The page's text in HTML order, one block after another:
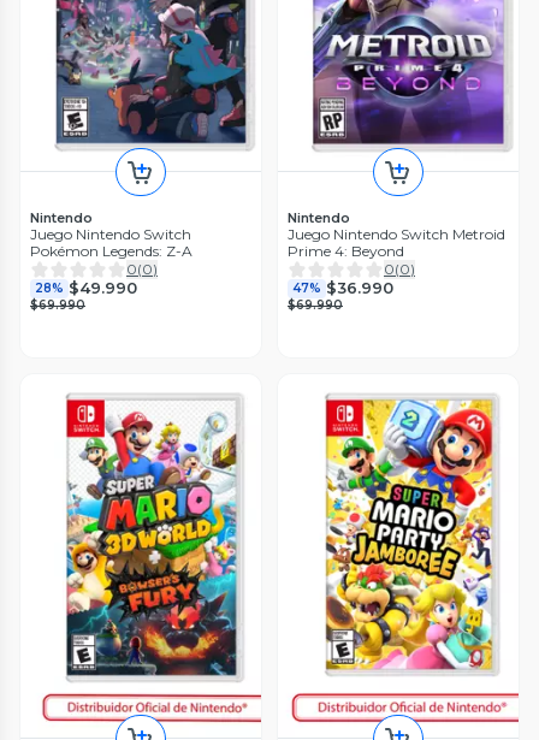
Nintendo
Juego Nintendo Switch
Pokémon Legends: Z-A
0(0)
28% $49.990
$69.990
Nintendo
Juego Nintendo Switch Metroid
Prime 4: Beyond
0(0)
47% $36.990
$69.990